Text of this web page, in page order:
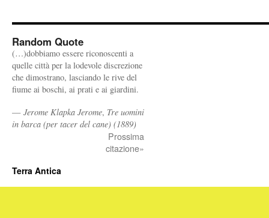
Random Quote
(…)dobbiamo essere riconoscenti a
quelle città per la lodevole discrezione
che dimostrano, lasciando le rive del
fiume ai boschi, ai prati e ai giardini.
— Jerome Klapka Jerome, Tre uomini
in barca (per tacer del cane) (1889)
Prossima
citazione»
Terra Antica